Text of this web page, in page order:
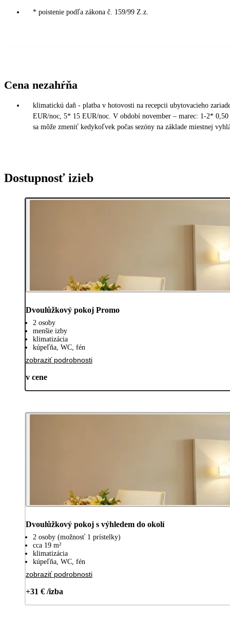
* poistenie podľa zákona č. 159/99 Z.z.
Cena nezahŕňa
klimatickú daň - platba v hotovosti na recepcii ubytovacieho
EUR/noc, 5* 15 EUR/noc. V období november – marec: 1-2*
sa môže zmeniť kedykoľvek počas sezóny na základe miestnej
Dostupnosť izieb
Dvoulůžkový pokoj Promo
2 osoby
menšie izby
klimatizácia
kúpeľňa, WC, fén
zobraziť podrobnosti
v cene
Dvoulůžkový pokoj s výhledem do okolí
2 osoby (možnosť 1 prístelky)
cca 19 m²
klimatizácia
kúpeľňa, WC, fén
zobraziť podrobnosti
+31 € /izba